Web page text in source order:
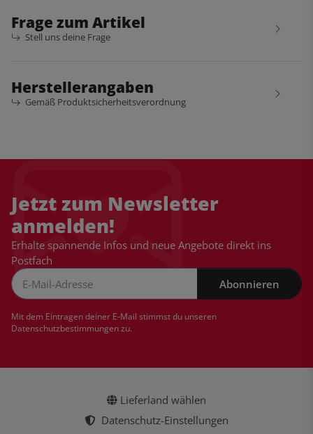
Frage zum Artikel
Stell uns deine Frage
Herstellerangaben
Gemäß Produktsicherheitsverordnung
Jetzt zum Newsletter
anmelden!
Erhalte spannende Infos und neue Angebote direkt ins
Postfach
Abonnieren
Mit dem Eintragen deiner E-Mail stimmst du unseren
Datenschutzbestimmungenzu.
Lieferland wählen
Datenschutz-Einstellungen